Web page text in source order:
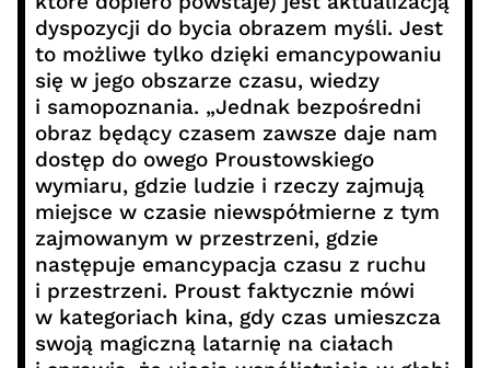
dyspozycji do bycia obrazem myśli. Jest
to możliwe tylko dzięki emancypowaniu
się w jego obszarze czasu, wiedzy
i samopoznania. „Jednak bezpośredni
obraz będący czasem zawsze daje nam
dostęp do owego Proustowskiego
wymiaru, gdzie ludzie i rzeczy zajmują
miejsce w czasie niewspółmierne z tym
zajmowanym w przestrzeni, gdzie
następuje emancypacja czasu z ruchu
i przestrzeni. Proust faktycznie mówi
w kategoriach kina, gdy czas umieszcza
swoją magiczną latarnię na ciałach